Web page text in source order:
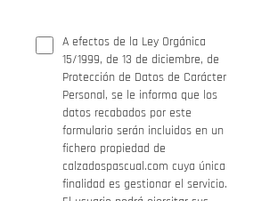
A efectos de la Ley Orgánica
15/1999, de 13 de diciembre, de
Protección de Datos de Carácter
Personal, se le informa que los
datos recabados por este
formulario serán incluidos en un
fichero propiedad de
calzadospascual.com cuya única
finalidad es gestionar el servicio.